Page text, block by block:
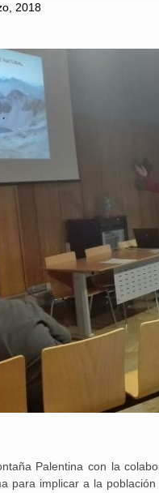
2018
Palentina con la
para implicar a la